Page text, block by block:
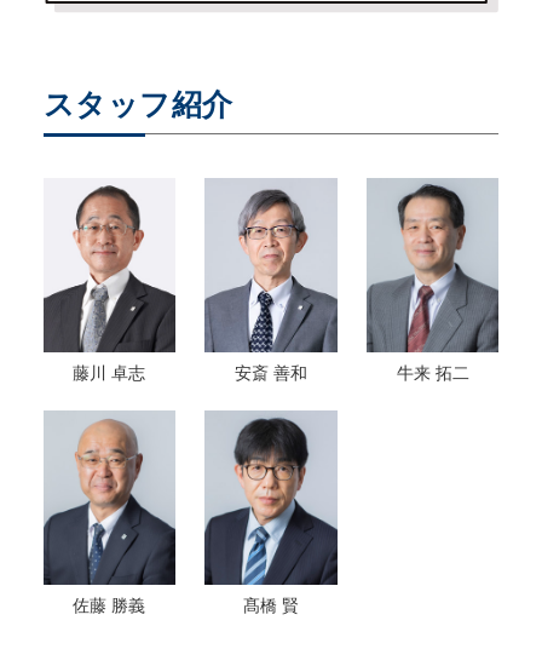
スタッフ紹介
藤川 卓志 安斎 善和 牛来 拓二
佐藤 勝義 髙橋 賢